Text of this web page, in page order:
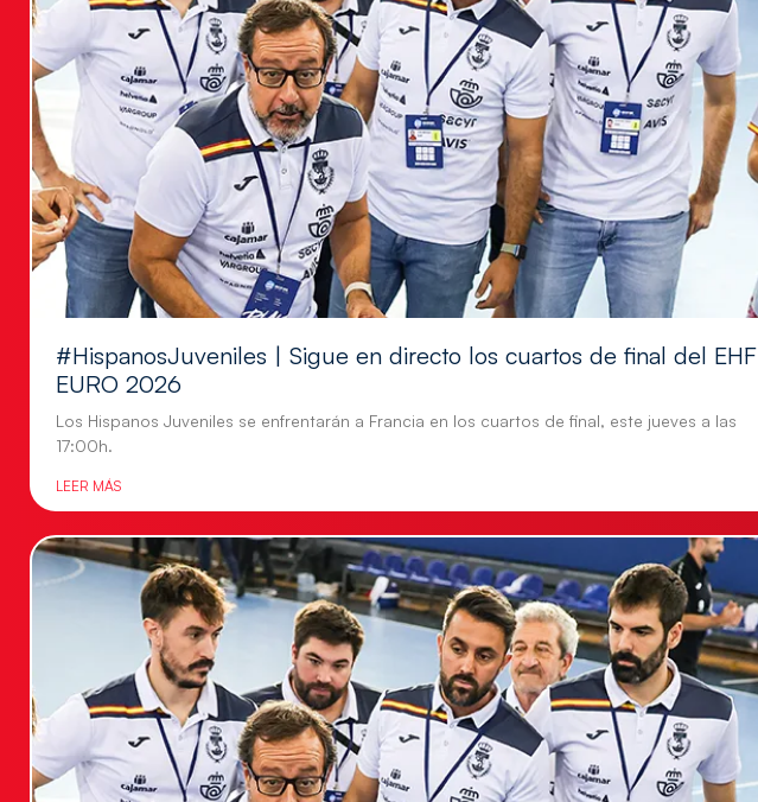
#HispanosJuveniles | Sigue en directo los cuartos de final del EHF
EURO 2026
Los Hispanos Juveniles se enfrentarán a Francia en los cuartos de final, este jueves a las
17:00h.
LEER MÁS